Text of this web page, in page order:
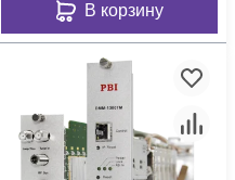
В корзину